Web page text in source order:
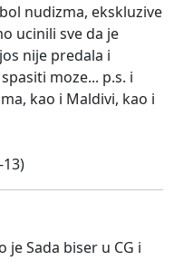
nudizma, ekskluzive
ucinili sve da je
nije predala i
moze... p.s. i
kao i Maldivi, kao i
Sada biser u CG i